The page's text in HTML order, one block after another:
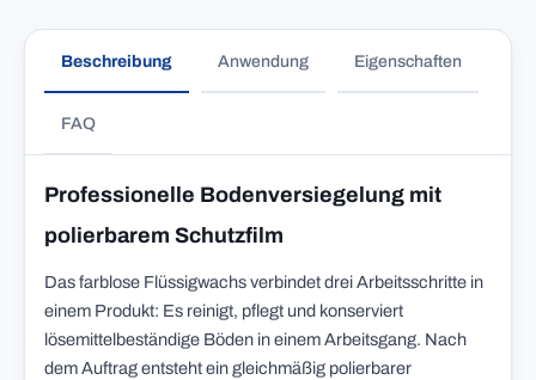
Beschreibung Anwendung Eigenschaften
FAQ
Professionelle Bodenversiegelung mit
polierbarem Schutzfilm
Das farblose Flüssigwachs verbindet drei Arbeitsschritte in
einem Produkt: Es reinigt, pflegt und konserviert
lösemittelbeständige Böden in einem Arbeitsgang. Nach
dem Auftrag entsteht ein gleichmäßig polierbarer